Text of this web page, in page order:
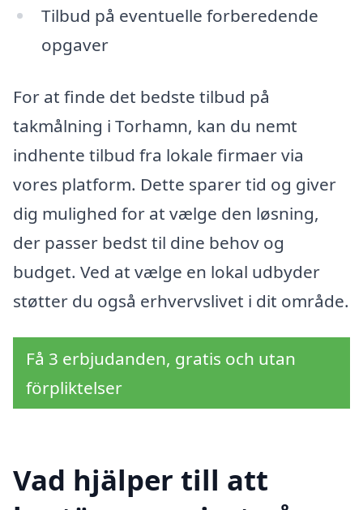
Tilbud på eventuelle forberedende
opgaver
For at finde det bedste tilbud på
takmålning i Torhamn, kan du nemt
indhente tilbud fra lokale firmaer via
vores platform. Dette sparer tid og giver
dig mulighed for at vælge den løsning,
der passer bedst til dine behov og
budget. Ved at vælge en lokal udbyder
støtter du også erhvervslivet i dit område.
Få 3 erbjudanden, gratis och utan
förpliktelser
Vad hjälper till att